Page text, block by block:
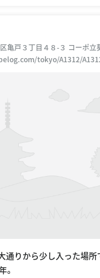
亀戸３丁目４８-３ コーポ立
tokyo/A1312/
通りから少し入った場所
。